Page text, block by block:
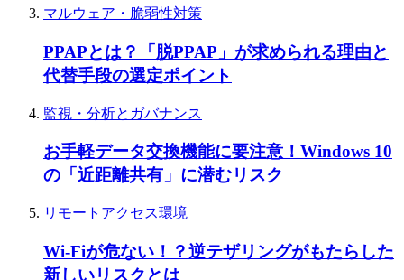
マルウェア・脆弱性対策
PPAPとは？「脱PPAP」が求められる理由と
代替手段の選定ポイント
監視・分析とガバナンス
お手軽データ交換機能に要注意！Windows 10
の「近距離共有」に潜むリスク
リモートアクセス環境
Wi-Fiが危ない！？逆テザリングがもたらした
新しいリスクとは